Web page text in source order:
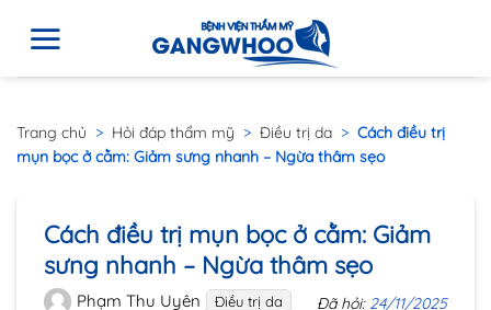
Trang chủ > Hỏi đáp thẩm mỹ > Điều trị da > Cách điều trị
mụn bọc ở cằm: Giảm sưng nhanh – Ngừa thâm sẹo
Cách điều trị mụn bọc ở cằm: Giảm
sưng nhanh – Ngừa thâm sẹo
Phạm Thu Uyên Điều trị da Đã hỏi: 24/11/2025